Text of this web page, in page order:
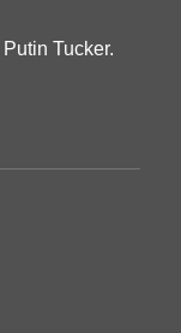
Tucker.